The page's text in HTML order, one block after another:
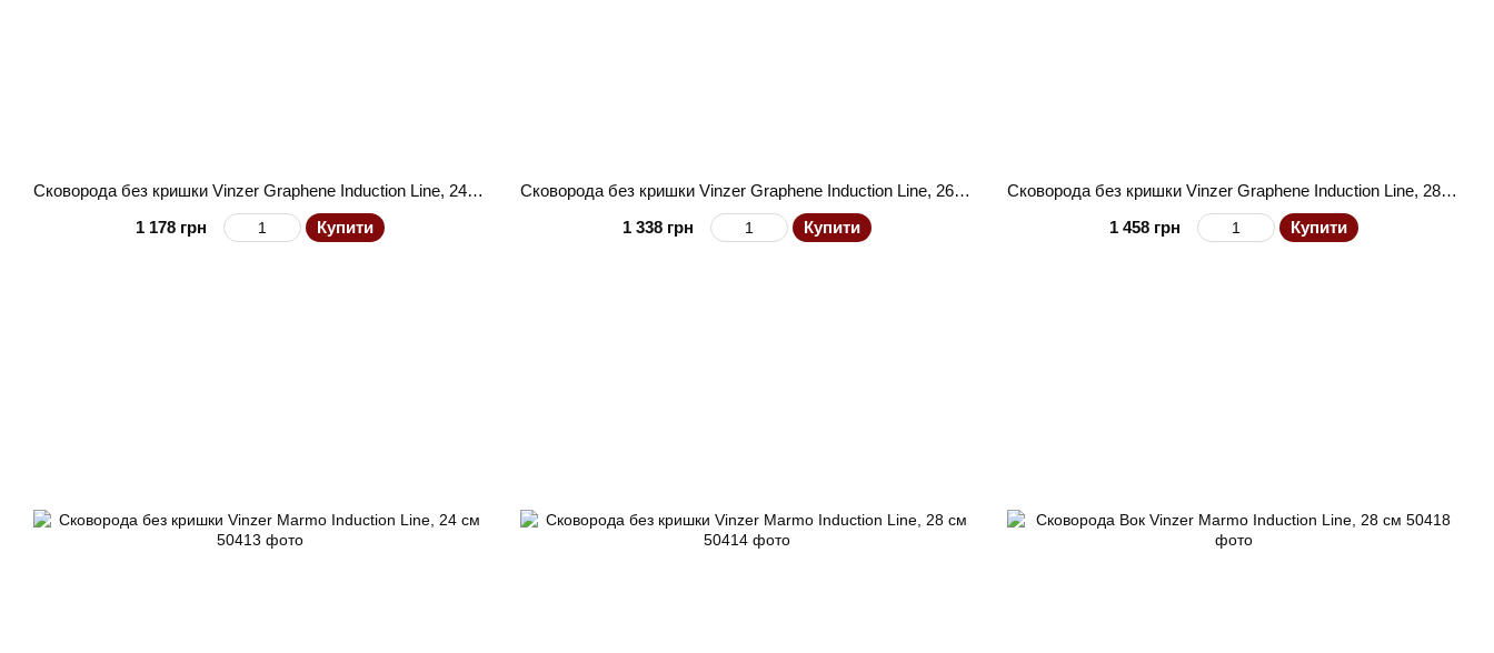
Сковорода без кришки Vinzer Graphene Induction Line, 24 см
1 178 грн
Купити
Сковорода без кришки Vinzer Graphene Induction Line, 26 см
1 338 грн
Купити
Сковорода без кришки Vinzer Graphene Induction Line, 28 см
1 458 грн
Купити